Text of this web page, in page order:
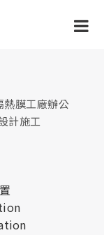
熱膜工廠辦公
計施工